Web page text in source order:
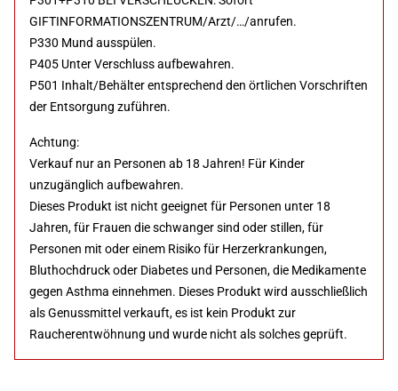
GIFTINFORMATIONSZENTRUM/Arzt/…/anrufen.
P330 Mund ausspülen.
P405 Unter Verschluss aufbewahren.
P501 Inhalt/Behälter entsprechend den örtlichen Vorschriften
der Entsorgung zuführen.
Achtung:
Verkauf nur an Personen ab 18 Jahren! Für Kinder
unzugänglich aufbewahren.
Dieses Produkt ist nicht geeignet für Personen unter 18
Jahren, für Frauen die schwanger sind oder stillen, für
Personen mit oder einem Risiko für Herzerkrankungen,
Bluthochdruck oder Diabetes und Personen, die Medikamente
gegen Asthma einnehmen. Dieses Produkt wird ausschließlich
als Genussmittel verkauft, es ist kein Produkt zur
Raucherentwöhnung und wurde nicht als solches geprüft.